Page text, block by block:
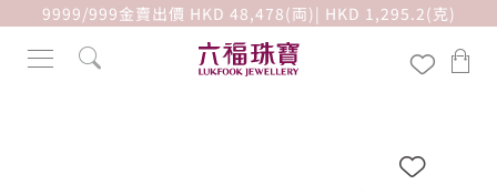
9999/999金賣出價 HKD 48,478(両)| HKD 1,295.2(克)